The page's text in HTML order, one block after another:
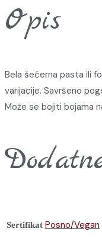
Opis
Bela šećerna pasta ili
varijacije. Savršeno
Može se bojiti bojama
Sertifikat Posno/Vegan